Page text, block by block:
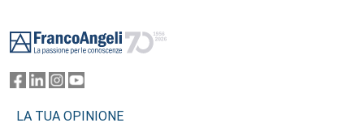
LA TUA OPINIONE